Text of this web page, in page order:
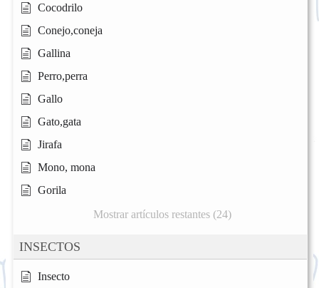
Cocodrilo
Conejo,coneja
Gallina
Perro,perra
Gallo
Gato,gata
Jirafa
Mono, mona
Gorila
Mostrar artículos restantes (24)
INSECTOS
Insecto